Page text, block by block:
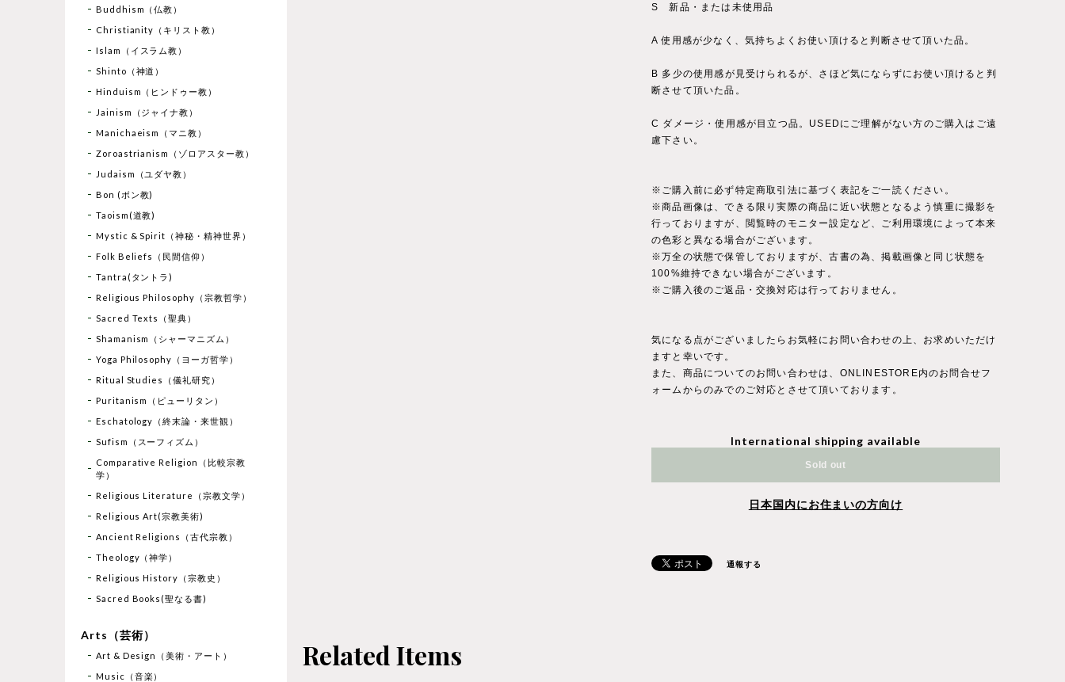
S 新品・または未使用品
A 使用感が少なく、気持ちよくお使い頂けると判断させて頂いた品。
B 多少の使用感が見受けられるが、さほど気にならずにお使い頂けると判
断させて頂いた品。
C ダメージ・使用感が目立つ品。USEDにご理解がない方のご購入はご遠
慮下さい。
※ご購入前に必ず特定商取引法に基づく表記をご一読ください。
※商品画像は、できる限り実際の商品に近い状態となるよう慎重に撮影を
行っておりますが、閲覧時のモニター設定など、ご利用環境によって本来
の色彩と異なる場合がございます。
※万全の状態で保管しておりますが、古書の為、掲載画像と同じ状態を
100%維持できない場合がございます。
※ご購入後のご返品・交換対応は行っておりません。
気になる点がございましたらお気軽にお問い合わせの上、お求めいただけ
ますと幸いです。
また、商品についてのお問い合わせは、ONLINESTORE内のお問合せフ
ォームからのみでのご対応とさせて頂いております。
International shipping available
Sold out
日本国内にお住まいの方向け
通報する
Related Items
Buddhism（仏教）
Christianity（キリスト教）
Islam（イスラム教）
Shinto（神道）
Hinduism（ヒンドゥー教）
Jainism（ジャイナ教）
Manichaeism（マニ教）
Zoroastrianism（ゾロアスター教）
Judaism（ユダヤ教）
Bon (ボン教)
Taoism(道教)
Mystic & Spirit（神秘・精神世界）
Folk Beliefs（民間信仰）
Tantra(タントラ)
Religious Philosophy（宗教哲学）
Sacred Texts（聖典）
Shamanism（シャーマニズム）
Yoga Philosophy（ヨーガ哲学）
Ritual Studies（儀礼研究）
Puritanism（ピューリタン）
Eschatology（終末論・来世観）
Sufism（スーフィズム）
Comparative Religion（比較宗教
学）
Religious Literature（宗教文学）
Religious Art(宗教美術)
Ancient Religions（古代宗教）
Theology（神学）
Religious History（宗教史）
Sacred Books(聖なる書)
Arts（芸術）
Art & Design（美術・アート）
Music（音楽）